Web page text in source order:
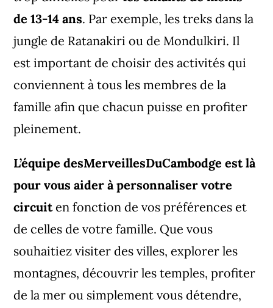
de 13-14 ans. Par exemple, les treks dans la
jungle de Ratanakiri ou de Mondulkiri. Il
est important de choisir des activités qui
conviennent à tous les membres de la
famille afin que chacun puisse en profiter
pleinement.
L’équipe desMerveillesDuCambodge est là
pour vous aider à personnaliser votre
circuit en fonction de vos préférences et
de celles de votre famille. Que vous
souhaitiez visiter des villes, explorer les
montagnes, découvrir les temples, profiter
de la mer ou simplement vous détendre,